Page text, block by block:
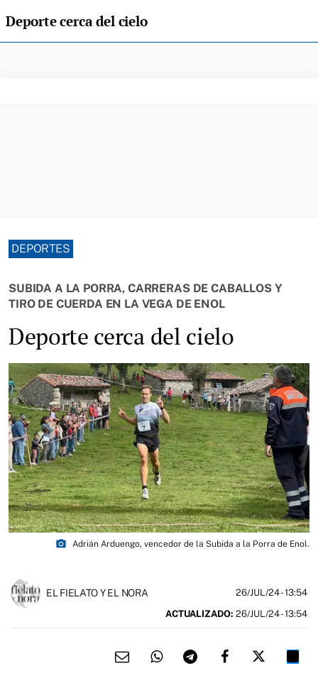
Deporte cerca del cielo
DEPORTES
SUBIDA A LA PORRA, CARRERAS DE CABALLOS Y
TIRO DE CUERDA EN LA VEGA DE ENOL
Deporte cerca del cielo
photo_camera Adrián Arduengo, vencedor de la Subida a la Porra de Enol.
EL FIELATO Y EL NORA 26/JUL/24- 13:54
ACTUALIZADO: 26/JUL/24 - 13:54